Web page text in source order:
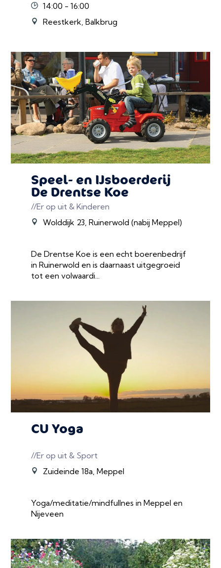
14:00 - 16:00
Reestkerk, Balkbrug
Speel- en IJsboerderij
De Drentse Koe
//Er op uit & Kinderen
Wolddijk 23, Ruinerwold (nabij Meppel)
De Drentse Koe is een echt boerenbedrijf
in Ruinerwold en is daarnaast uitgegroeid
tot een volwaardi...
CU Yoga
//Er op uit & Sport
Zuideinde 18a, Meppel
Yoga/meditatie/mindfullnes in Meppel en
Nijeveen